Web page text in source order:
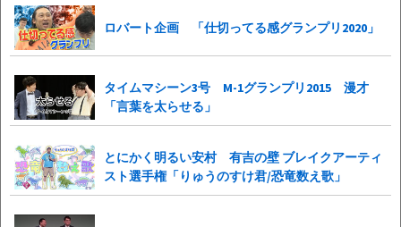
ロバート企画 「仕切ってる感グランプリ2020」
タイムマシーン3号 M-1グランプリ2015 漫才
「言葉を太らせる」
とにかく明るい安村 有吉の壁 ブレイクアーティ
スト選手権「りゅうのすけ君/恐竜数え歌」